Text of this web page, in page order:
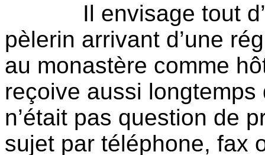
Il envisage tout
pèlerin arrivant d’une
au monastère comme
reçoive aussi longtemps
n’était pas question de
sujet par téléphone, fax